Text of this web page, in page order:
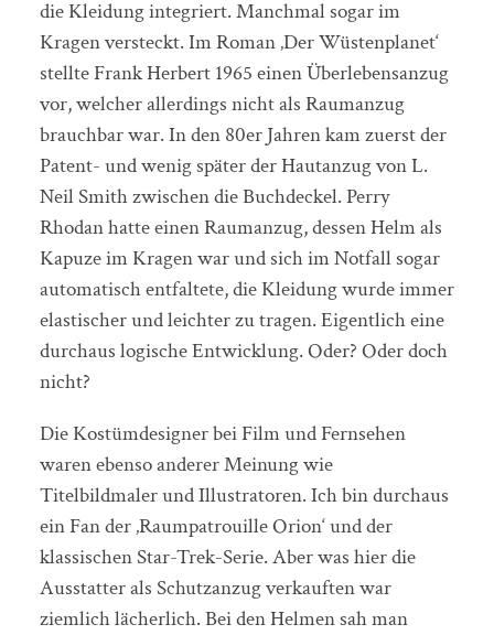
die Kleidung integriert. Manchmal sogar im
Kragen versteckt. Im Roman ‚Der Wüstenplanet‘
stellte Frank Herbert 1965 einen Überlebensanzug
vor, welcher allerdings nicht als Raumanzug
brauchbar war. In den 80er Jahren kam zuerst der
Patent- und wenig später der Hautanzug von L.
Neil Smith zwischen die Buchdeckel. Perry
Rhodan hatte einen Raumanzug, dessen Helm als
Kapuze im Kragen war und sich im Notfall sogar
automatisch entfaltete, die Kleidung wurde immer
elastischer und leichter zu tragen. Eigentlich eine
durchaus logische Entwicklung. Oder? Oder doch
nicht?
Die Kostümdesigner bei Film und Fernsehen
waren ebenso anderer Meinung wie
Titelbildmaler und Illustratoren. Ich bin durchaus
ein Fan der ‚Raumpatrouille Orion‘ und der
klassischen Star-Trek-Serie. Aber was hier die
Ausstatter als Schutzanzug verkauften war
ziemlich lächerlich. Bei den Helmen sah man